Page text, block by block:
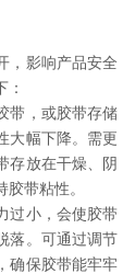
，影响产品安全
：
带，或胶带存储
大幅下降。需更
存放在干燥、阴
带粘性。
过小，会使胶带
落。可通过调节
确保胶带能牢牢